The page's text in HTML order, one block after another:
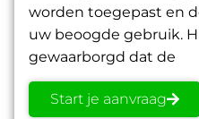
worden toegepast en
uw beoogde gebruik.
gewaarborgd dat de
Start je aanvraag